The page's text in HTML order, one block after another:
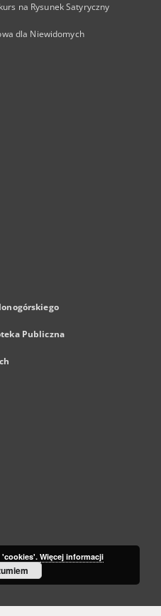
na Rysunek Satyryczny
dla Niewidomych
Publiczna
'cookies'. Więcej informacji